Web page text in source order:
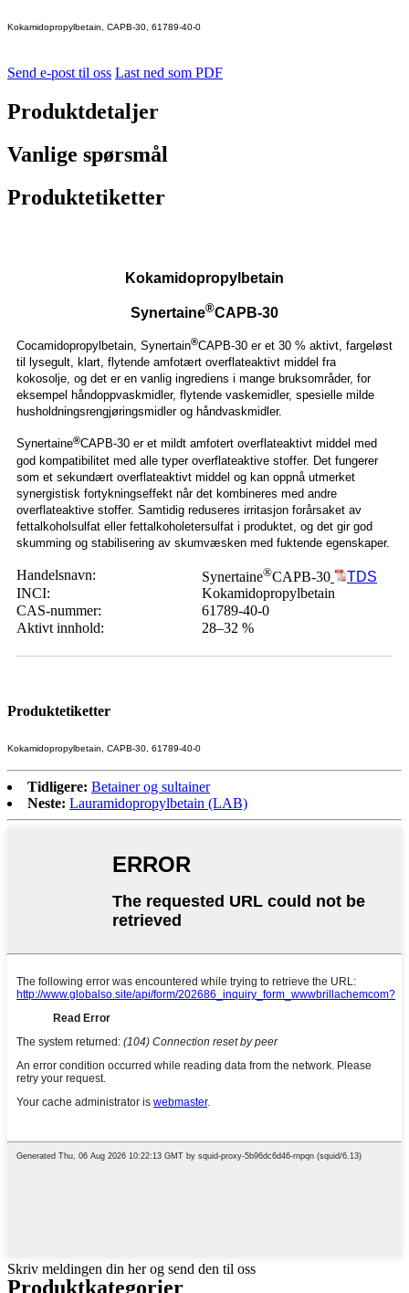
Kokamidopropylbetain, CAPB-30, 61789-40-0
Send e-post til oss Last ned som PDF
Produktdetaljer
Vanlige spørsmål
Produktetiketter
Kokamidopropylbetain
Synertaine®CAPB-30
Cocamidopropylbetain, Synertain®CAPB-30 er et 30 % aktivt, fargeløst
til lysegult, klart, flytende amfotært overflateaktivt middel fra
kokosolje, og det er en vanlig ingrediens i mange bruksområder, for
eksempel håndoppvaskmidler, flytende vaskemidler, spesielle milde
husholdningsrengjøringsmidler og håndvaskmidler.
Synertaine®CAPB-30 er et mildt amfotert overflateaktivt middel med
god kompatibilitet med alle typer overflateaktive stoffer. Det fungerer
som et sekundært overflateaktivt middel og kan oppnå utmerket
synergistisk fortykningseffekt når det kombineres med andre
overflateaktive stoffer. Samtidig reduseres irritasjon forårsaket av
fettalkoholsulfat eller fettalkoholetersulfat i produktet, og det gir god
skumming og stabilisering av skumvæsken med fuktende egenskaper.
Handelsnavn: Synertaine®CAPB-30
TDS
INCI:
Kokamidopropylbetain
CAS-nummer:
61789-40-0
Aktivt innhold:
28–32 %
Produktetiketter
Kokamidopropylbetain, CAPB-30, 61789-40-0
Tidligere: Betainer og sultainer
Neste: Lauramidopropylbetain (LAB)
Skriv meldingen din her og send den til oss
Produktkategorier